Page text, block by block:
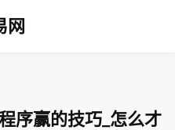
网
序赢的技巧_怎么才